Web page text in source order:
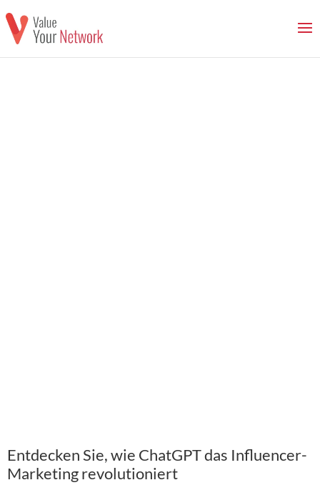
Entdecken Sie, wie ChatGPT das Influencer-
Marketing revolutioniert